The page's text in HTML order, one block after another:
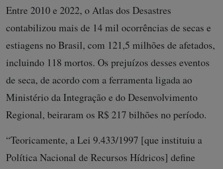
Entre 2010 e 2022, o Atlas dos Desastres
contabilizou mais de 14 mil ocorrências de secas e
estiagens no Brasil, com 121,5 milhões de afetados,
incluindo 118 mortos. Os prejuízos desses eventos
de seca, de acordo com a ferramenta ligada ao
Ministério da Integração e do Desenvolvimento
Regional, beiraram os R$ 217 bilhões no período.
“Teoricamente, a Lei 9.433/1997 [que instituiu a
Política Nacional de Recursos Hídricos] define